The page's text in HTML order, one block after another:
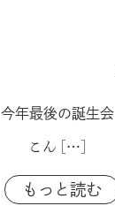
今年最後の誕生会
こん […]
もっと読む